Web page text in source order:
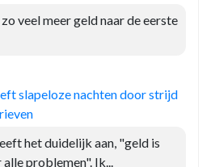
veel meer geld naar de eerste
slapeloze nachten door strijd
het duidelijk aan, "geld is
problemen". Ik...